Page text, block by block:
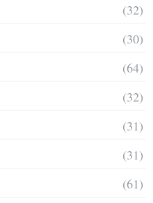
(32)
(30)
(64)
(32)
(31)
(31)
(61)